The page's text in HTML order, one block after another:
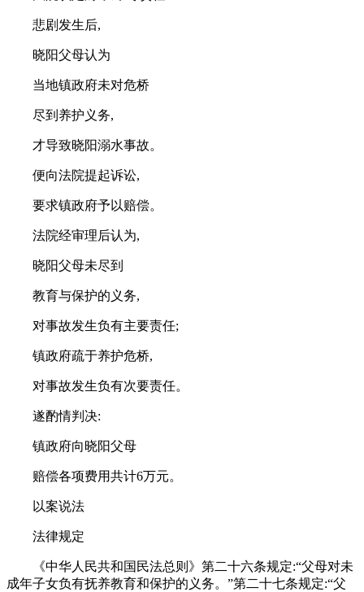
悲剧发生后,
晓阳父母认为
当地镇政府未对危桥
尽到养护义务,
才导致晓阳溺水事故。
便向法院提起诉讼,
要求镇政府予以赔偿。
法院经审理后认为,
晓阳父母未尽到
教育与保护的义务,
对事故发生负有主要责任;
镇政府疏于养护危桥,
对事故发生负有次要责任。
遂酌情判决:
镇政府向晓阳父母
赔偿各项费用共计6万元。
以案说法
法律规定
《中华人民共和国民法总则》第二十六条规定:“父母对未
成年子女负有抚养教育和保护的义务。”第二十七条规定:“父